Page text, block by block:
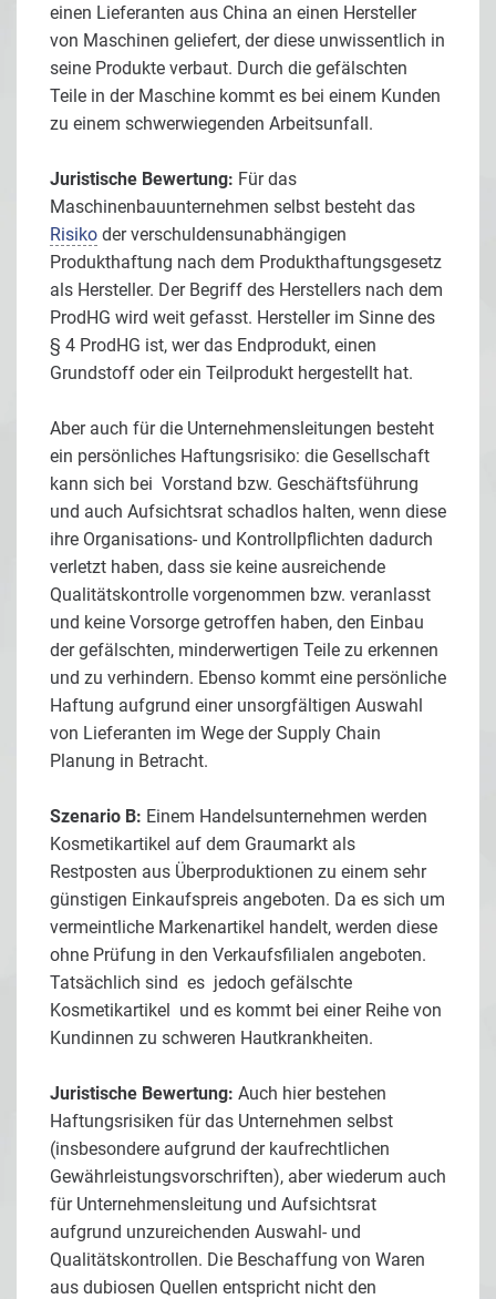
einen Lieferanten aus China an einen Hersteller
von Maschinen geliefert, der diese unwissentlich in
seine Produkte verbaut. Durch die gefälschten
Teile in der Maschine kommt es bei einem Kunden
zu einem schwerwiegenden Arbeitsunfall.
Juristische Bewertung: Für das
Maschinenbauunternehmen selbst besteht das
Risiko der verschuldensunabhängigen
Produkthaftung nach dem Produkthaftungsgesetz
als Hersteller. Der Begriff des Herstellers nach dem
ProdHG wird weit gefasst. Hersteller im Sinne des
§ 4 ProdHG ist, wer das Endprodukt, einen
Grundstoff oder ein Teilprodukt hergestellt hat.
Aber auch für die Unternehmensleitungen besteht
ein persönliches Haftungsrisiko: die Gesellschaft
kann sich bei Vorstand bzw. Geschäftsführung
und auch Aufsichtsrat schadlos halten, wenn diese
ihre Organisations- und Kontrollpflichten dadurch
verletzt haben, dass sie keine ausreichende
Qualitätskontrolle vorgenommen bzw. veranlasst
und keine Vorsorge getroffen haben, den Einbau
der gefälschten, minderwertigen Teile zu erkennen
und zu verhindern. Ebenso kommt eine persönliche
Haftung aufgrund einer unsorgfältigen Auswahl
von Lieferanten im Wege der Supply Chain
Planung in Betracht.
Szenario B: Einem Handelsunternehmen werden
Kosmetikartikel auf dem Graumarkt als
Restposten aus Überproduktionen zu einem sehr
günstigen Einkaufspreis angeboten. Da es sich um
vermeintliche Markenartikel handelt, werden diese
ohne Prüfung in den Verkaufsfilialen angeboten.
Tatsächlich sind es jedoch gefälschte
Kosmetikartikel und es kommt bei einer Reihe von
Kundinnen zu schweren Hautkrankheiten.
Juristische Bewertung: Auch hier bestehen
Haftungsrisiken für das Unternehmen selbst
(insbesondere aufgrund der kaufrechtlichen
Gewährleistungsvorschriften), aber wiederum auch
für Unternehmensleitung und Aufsichtsrat
aufgrund unzureichenden Auswahl- und
Qualitätskontrollen. Die Beschaffung von Waren
aus dubiosen Quellen entspricht nicht den